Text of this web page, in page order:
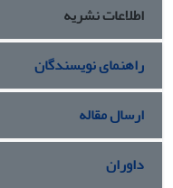
اطلاعات نشریه
راهنمای نویسندگان
ارسال مقاله
داوران